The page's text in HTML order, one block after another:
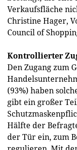
Verkaufsfläche
Christine Hager,
Council of
Kontrollierter
Den Zugang zum
(93%) haben
gibt ein großer
Hälfte der
der Tür ein, zum